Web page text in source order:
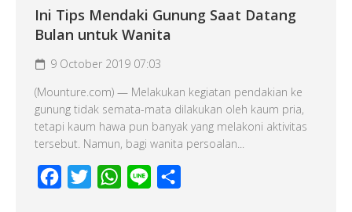
Ini Tips Mendaki Gunung Saat Datang
Bulan untuk Wanita
9 October 2019 07:03
(Mounture.com) — Melakukan kegiatan pendakian ke
gunung tidak semata-mata dilakukan oleh kaum pria,
tetapi kaum hawa pun banyak yang melakoni aktivitas
tersebut. Namun, bagi wanita persoalan...
Facebook
Twitter WhatsApp
Line